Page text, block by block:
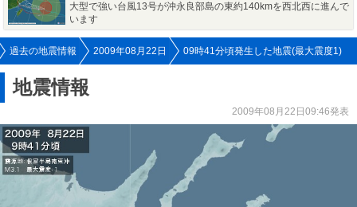
大型で強い台風13号が沖永良部島の東約140kmを西北西に進んで
います
過去の地震情報 2009年08月22日 09時41分頃発生した地震(最大震度1)
地震情報
2009年08月22日09:46発表